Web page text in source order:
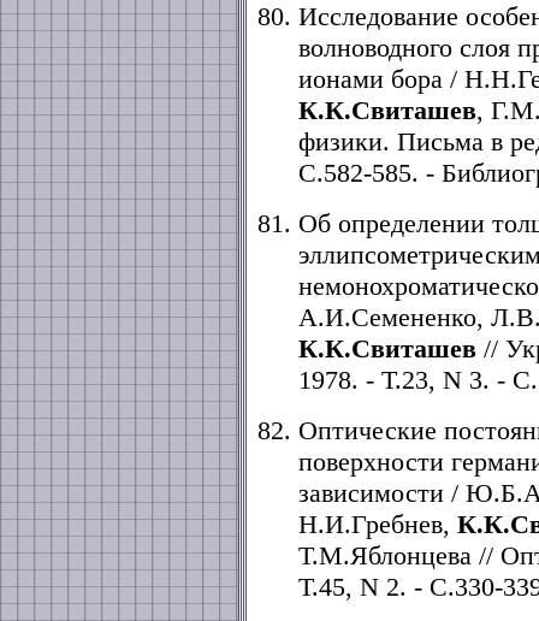
Исследование
волноводного слоя
ионами бора /
К.К.Свиташев,
физики. Письма в
С.582-585. -
Об определении
А.И.Семененко,
К.К.Свиташев //
1978. - Т.23, N 3. -
Оптические
поверхности
зависимости /
Н.И.Гребнев,
Т.М.Яблонцева //
Т.45, N 2. - С.330-